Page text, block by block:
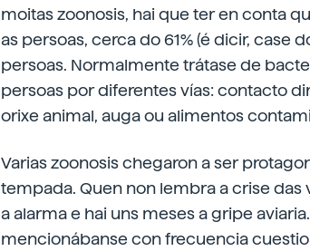
moitas zoonosis, hai que ter en conta
as persoas, cerca do 61% (é dicir, case
persoas. Normalmente trátase de
persoas por diferentes vías: contacto
orixe animal, auga ou alimentos
Varias zoonosis chegaron a ser
tempada. Quen non lembra a crise das
a alarma e hai uns meses a gripe
mencionábanse con frecuencia